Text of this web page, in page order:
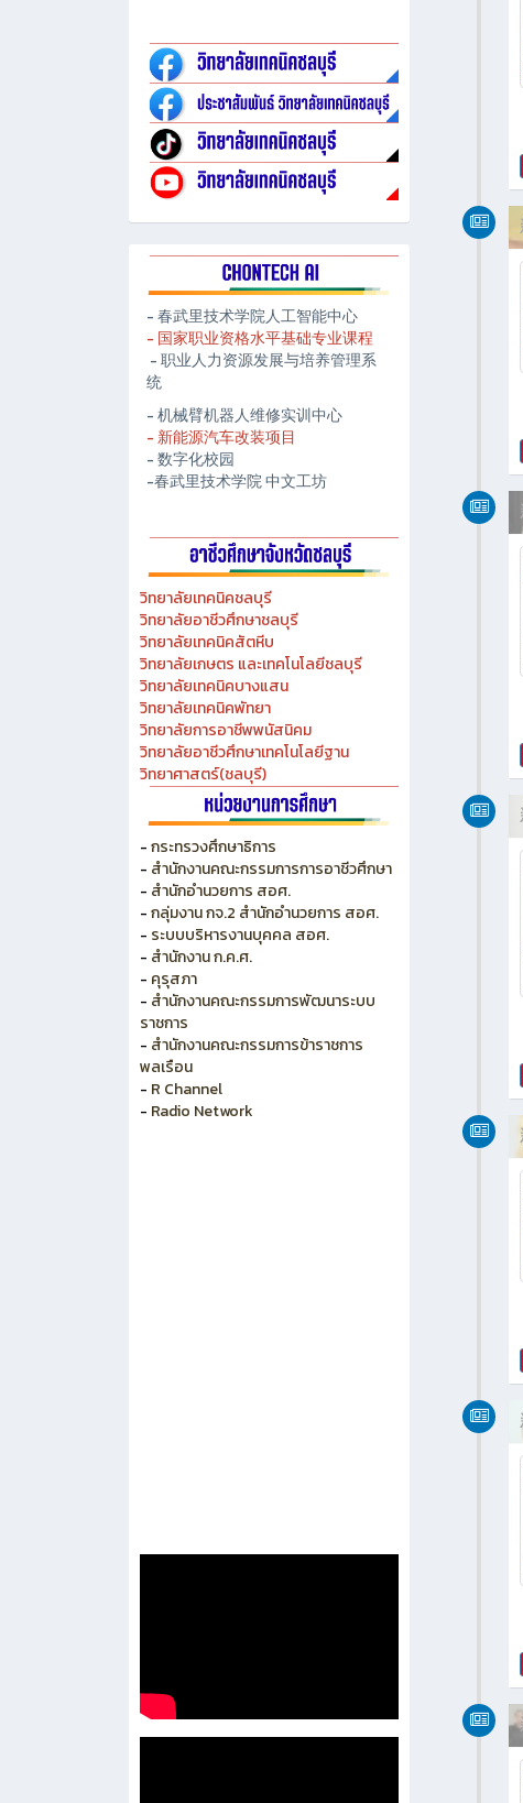
ข้อมูลตลาดแรงงานจังหวัดชลบุรี
- 春武里技术学院人工智能中心
- 国家职业资格水平基础专业课程
- 职业人力资源发展与培养管理系
统
- 数字化校园
-春武里技术学院 中文工坊
วิทยาลัยเทคนิคชลบุรี
วิทยาลัยอาชีวศึกษาชลบุรี
วิทยาลัยเทคนิคสัตหีบ
วิทยาลัยเกษตร และเทคโนโลยีชลบุรี
วิทยาลัยเทคนิคบางแสน
วิทยาลัยเทคนิคพัทยา
วิทยาลัยการอาชีพพนัสนิคม
วิทยาลัยอาชีวศึกษาเทคโนโลยีฐาน
วิทยาศาสตร์(ชลบุรี)
- กระทรวงศึกษาธิการ
- สำนักงานคณะกรรมการการอาชีวศึกษา
- สำนักอำนวยการ สอศ.
- กลุ่มงาน กจ.2 สำนักอำนวยการ สอศ.
-ระบบบริหารงานบุคคล สอศ.
- สำนักงาน ก.ค.ศ.
-คุรุสภา
- สำนักงานคณะกรรมการพัฒนาระบบ
ราชการ